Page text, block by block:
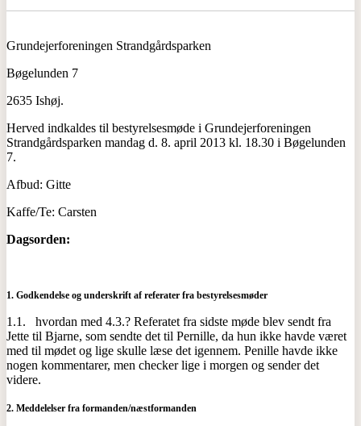
Grundejerforeningen Strandgårdsparken
Bøgelunden 7
2635 Ishøj.
Herved indkaldes til bestyrelsesmøde i Grundejerforeningen
Strandgårdsparken mandag d. 8. april 2013 kl. 18.30 i Bøgelunden
7.
Afbud: Gitte
Kaffe/Te: Carsten
Dagsorden:
1. Godkendelse og underskrift af referater fra bestyrelsesmøder
1.1. hvordan med 4.3.? Referatet fra sidste møde blev sendt fra
Jette til Bjarne, som sendte det til Pernille, da hun ikke havde været
med til mødet og lige skulle læse det igennem. Penille havde ikke
nogen kommentarer, men checker lige i morgen og sender det
videre.
2. Meddelelser fra formanden/næstformanden